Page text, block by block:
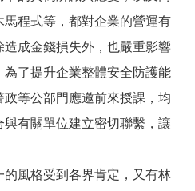
程式等，都對企業的營運有
成金錢損失外，也嚴重影響
了提升企業整體安全防護能
等公部門應邀前來授課，均
有關單位建立密切聯繫，讓
風格受到各界肯定，又有林